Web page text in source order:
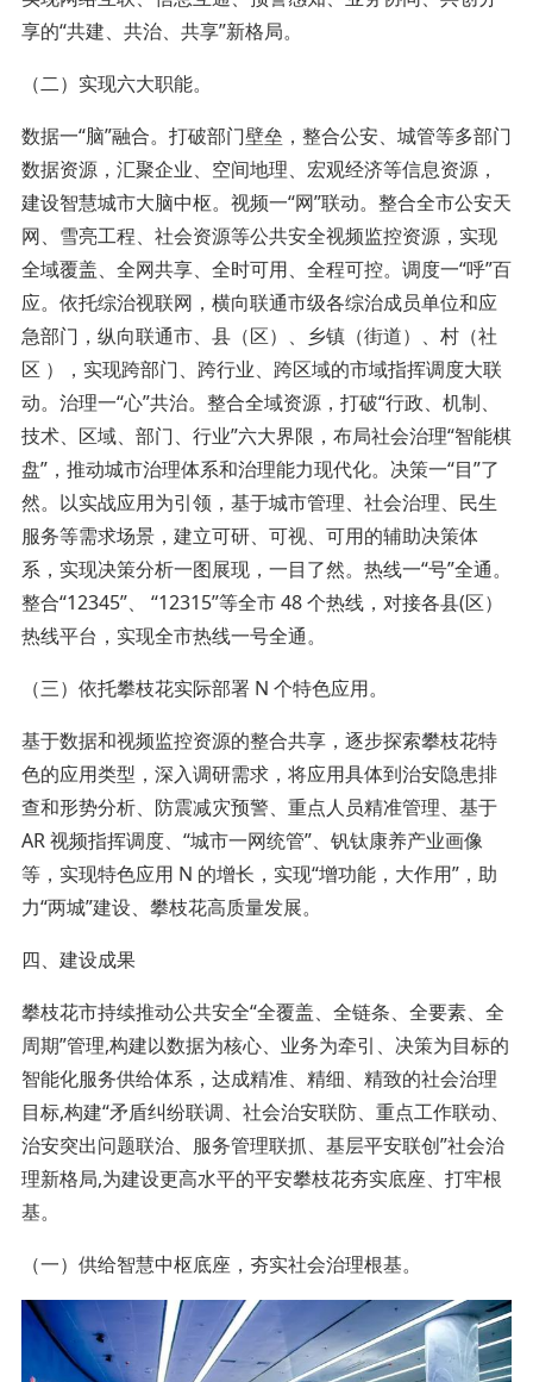
享的“共建、共治、共享”新格局。
（二）实现六大职能。
数据一“脑”融合。打破部门壁垒，整合公安、城管等多部门
数据资源，汇聚企业、空间地理、宏观经济等信息资源，
建设智慧城市大脑中枢。视频一“网”联动。整合全市公安天
网、雪亮工程、社会资源等公共安全视频监控资源，实现
全域覆盖、全网共享、全时可用、全程可控。调度一“呼”百
应。依托综治视联网，横向联通市级各综治成员单位和应
急部门，纵向联通市、县（区）、乡镇（街道）、村（社
区 ），实现跨部门、跨行业、跨区域的市域指挥调度大联
动。治理一“心”共治。整合全域资源，打破“行政、机制、
技术、区域、部门、行业”六大界限，布局社会治理“智能棋
盘”，推动城市治理体系和治理能力现代化。决策一“目”了
然。以实战应用为引领，基于城市管理、社会治理、民生
服务等需求场景，建立可研、可视、可用的辅助决策体
系，实现决策分析一图展现，一目了然。热线一“号”全通。
整合“12345”、 “12315”等全市 48 个热线，对接各县(区）
热线平台，实现全市热线一号全通。
（三）依托攀枝花实际部署 N 个特色应用。
基于数据和视频监控资源的整合共享，逐步探索攀枝花特
色的应用类型，深入调研需求，将应用具体到治安隐患排
查和形势分析、防震减灾预警、重点人员精准管理、基于
AR 视频指挥调度、“城市一网统管”、钒钛康养产业画像
等，实现特色应用 N 的增长，实现“增功能，大作用”，助
力“两城”建设、攀枝花高质量发展。
四、建设成果
攀枝花市持续推动公共安全“全覆盖、全链条、全要素、全
周期”管理,构建以数据为核心、业务为牵引、决策为目标的
智能化服务供给体系，达成精准、精细、精致的社会治理
目标,构建“矛盾纠纷联调、社会治安联防、重点工作联动、
治安突出问题联治、服务管理联抓、基层平安联创”社会治
理新格局,为建设更高水平的平安攀枝花夯实底座、打牢根
基。
（一）供给智慧中枢底座，夯实社会治理根基。